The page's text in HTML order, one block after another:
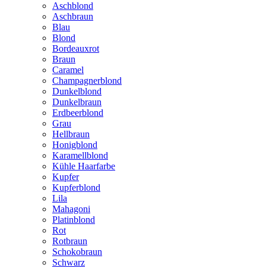
Aschblond
Aschbraun
Blau
Blond
Bordeauxrot
Braun
Caramel
Champagnerblond
Dunkelblond
Dunkelbraun
Erdbeerblond
Grau
Hellbraun
Honigblond
Karamellblond
Kühle Haarfarbe
Kupfer
Kupferblond
Lila
Mahagoni
Platinblond
Rot
Rotbraun
Schokobraun
Schwarz